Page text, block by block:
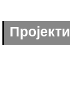
Пројекти